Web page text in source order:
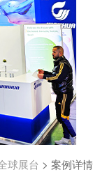
球展台 > 案例详情